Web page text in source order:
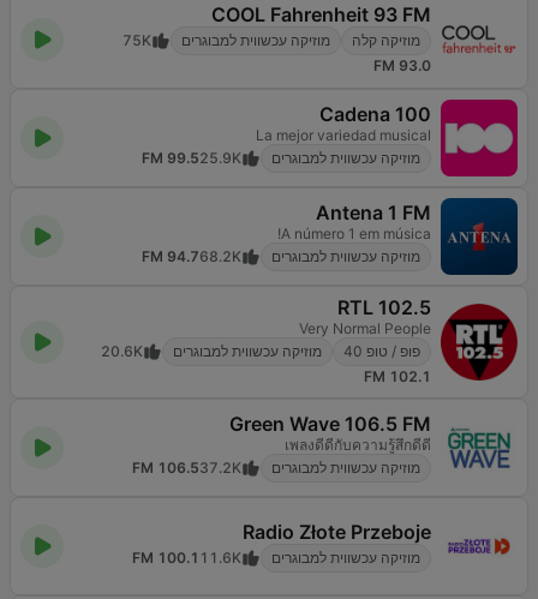
COOL Fahrenheit 93 FM
מוזיקה קלה מוזיקה עכשווית למבוגרים
75K
93.0 FM
Cadena 100
La mejor variedad musical
מוזיקה עכשווית למבוגרים
25.9K
99.5 FM
Antena 1 FM
A número 1 em música!
מוזיקה עכשווית למבוגרים
68.2K
94.7 FM
RTL 102.5
Very Normal People
פופ / טופ 40
מוזיקה עכשווית למבוגרים
20.6K
102.1 FM
Green Wave 106.5 FM
เพลงดีดีกับความรู้สึกดีดี
מוזיקה עכשווית למבוגרים
37.2K
106.5 FM
Radio Złote Przeboje
מוזיקה עכשווית למבוגרים 11.6K
100.1 FM